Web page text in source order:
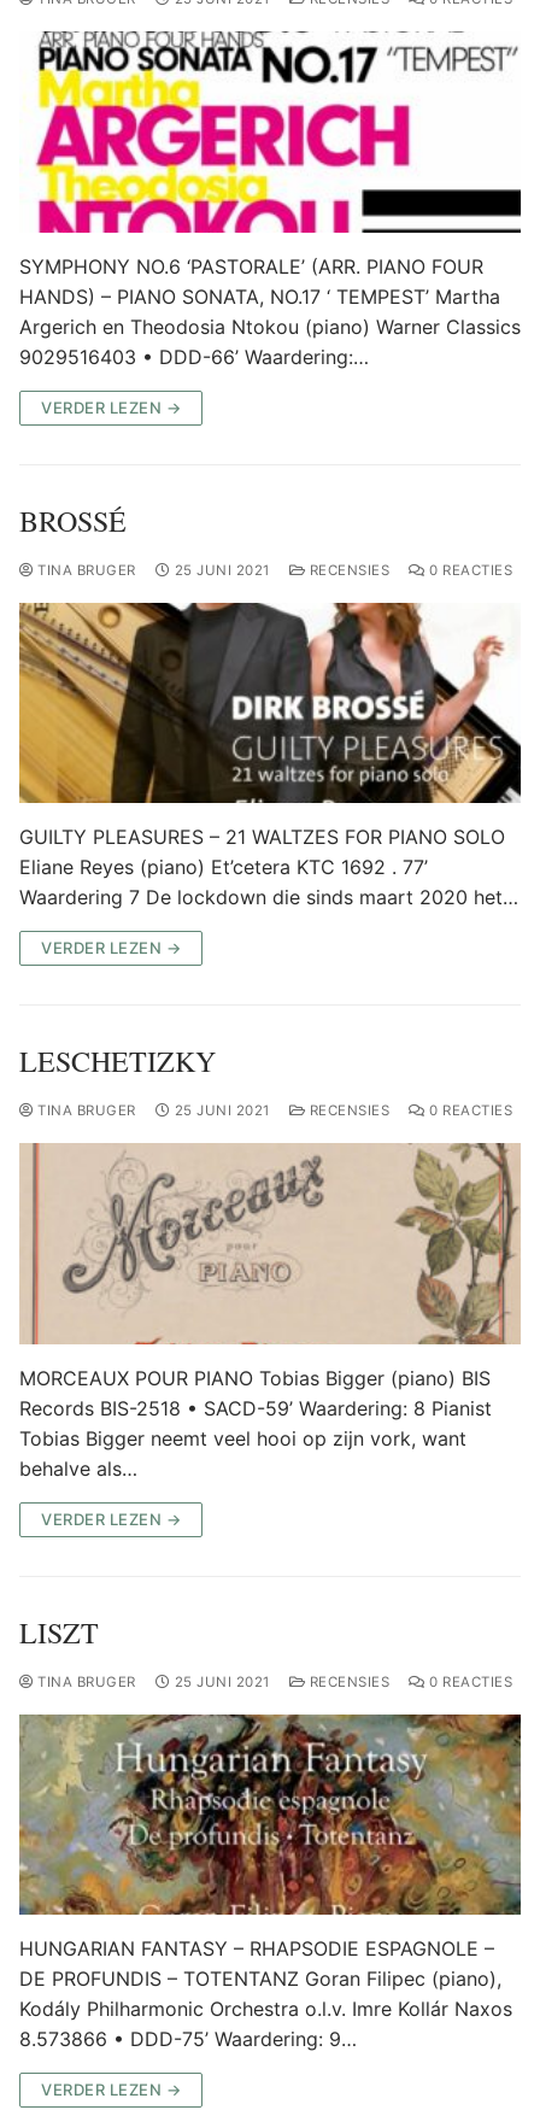
SYMPHONY NO.6 ‘PASTORALE’ (ARR. PIANO FOUR
HANDS) – PIANO SONATA, NO.17 ‘ TEMPEST’ Martha
Argerich en Theodosia Ntokou (piano) Warner Classics
9029516403 • DDD-66’ Waardering:…
VERDER LEZEN →
BROSSÉ
TINA BRUGER 25 JUNI 2021 RECENSIES 0 REACTIES
GUILTY PLEASURES – 21 WALTZES FOR PIANO SOLO
Eliane Reyes (piano) Et’cetera KTC 1692 . 77’
Waardering 7 De lockdown die sinds maart 2020 het…
VERDER LEZEN →
LESCHETIZKY
TINA BRUGER 25 JUNI 2021 RECENSIES 0 REACTIES
MORCEAUX POUR PIANO Tobias Bigger (piano) BIS
Records BIS-2518 • SACD-59’ Waardering: 8 Pianist
Tobias Bigger neemt veel hooi op zijn vork, want
behalve als…
VERDER LEZEN →
LISZT
TINA BRUGER 25 JUNI 2021 RECENSIES 0 REACTIES
HUNGARIAN FANTASY – RHAPSODIE ESPAGNOLE –
DE PROFUNDIS – TOTENTANZ Goran Filipec (piano),
Kodály Philharmonic Orchestra o.l.v. Imre Kollár Naxos
8.573866 • DDD-75’ Waardering: 9…
VERDER LEZEN →